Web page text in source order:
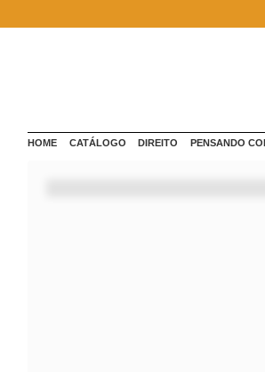
Configure sua experiência
HOME CATÁLOGO DIREITO PENSANDO